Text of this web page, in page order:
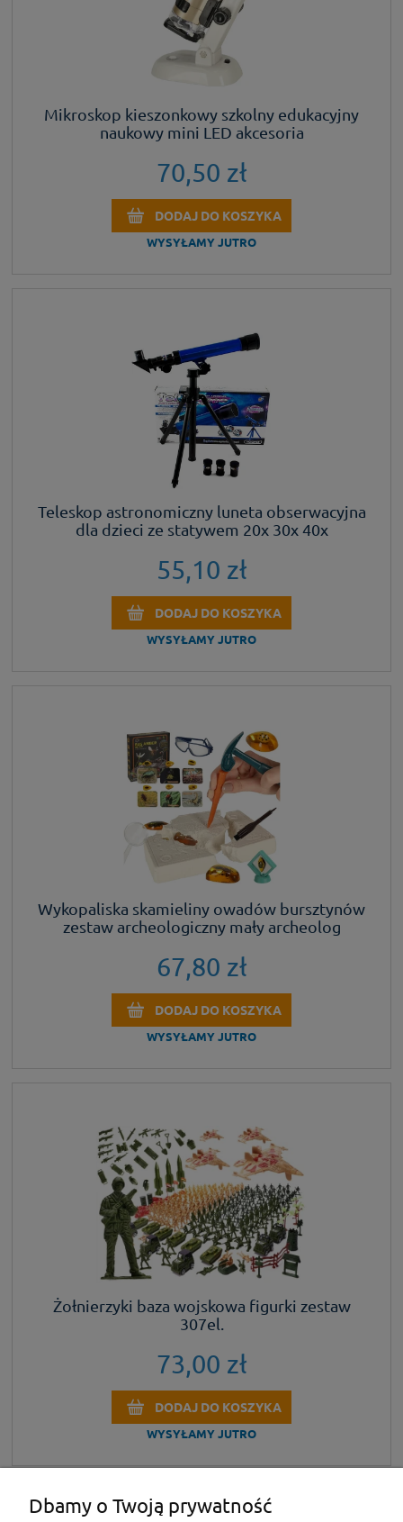
Mikroskop kieszonkowy szkolny edukacyjny
naukowy mini LED akcesoria
70,50 zł
DODAJ DO KOSZYKA
WYSYŁAMY JUTRO
Teleskop astronomiczny luneta obserwacyjna
dla dzieci ze statywem 20x 30x 40x
55,10 zł
DODAJ DO KOSZYKA
WYSYŁAMY JUTRO
Wykopaliska skamieliny owadów bursztynów
zestaw archeologiczny mały archeolog
67,80 zł
DODAJ DO KOSZYKA
WYSYŁAMY JUTRO
Żołnierzyki baza wojskowa figurki zestaw
307el.
73,00 zł
DODAJ DO KOSZYKA
WYSYŁAMY JUTRO
Dbamy o Twoją prywatność